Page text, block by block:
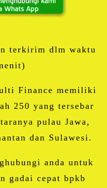
terkirim dlm waktu
Finance memiliki
250 yang tersebar
pulau Jawa,
dan Sulawesi.
anda untuk
gadai cepat bpkb